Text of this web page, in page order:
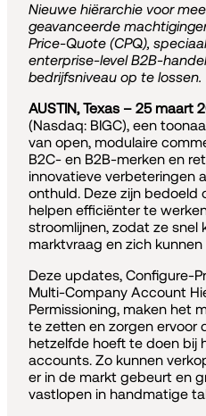
Nieuwe hiërarchie voor
geavanceerde
Price-Quote (CPQ),
enterprise-level B2B-
bedrijfsniveau op te lossen.
AUSTIN, Texas – 25 maart
(Nasdaq: BIGC), een
van open, modulaire
B2C- en B2B-merken en
innovatieve verbeteringen
onthuld. Deze zijn bedoeld
helpen efficiënter te
stroomlijnen, zodat ze snel
marktvraag en zich
Deze updates, Configure-
Multi-Company Account
Permissioning, maken het
te zetten en zorgen ervoor
hetzelfde hoeft te doen bij
accounts. Zo kunnen
er in de markt gebeurt en
vastlopen in handmatige